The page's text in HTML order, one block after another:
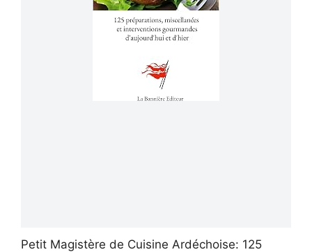
Petit Magistère de Cuisine Ardéchoise: 125